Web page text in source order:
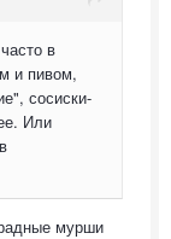
в
и пивом,
сосиски-
Или
мурши